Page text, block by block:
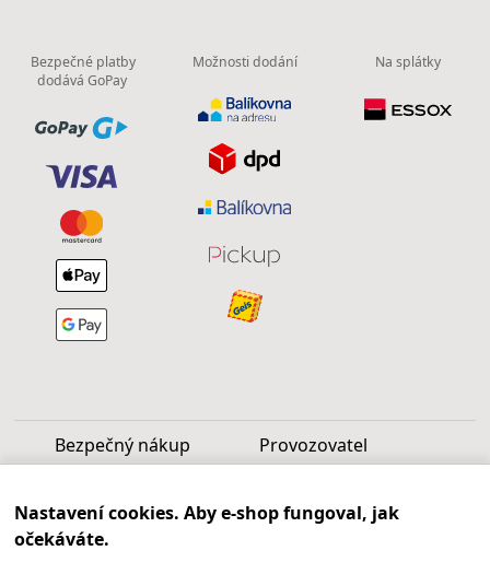
Bezpečné platby
dodává GoPay
Možnosti dodání Na splátky
Bezpečný nákup Provozovatel
Nastavení cookies. Aby e-shop fungoval, jak
očekáváte.